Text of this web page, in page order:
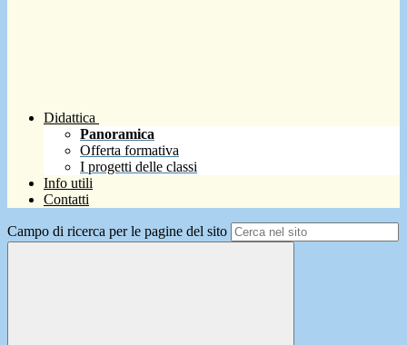
Didattica
Panoramica
Offerta formativa
I progetti delle classi
Info utili
Contatti
Campo di ricerca per le pagine del sito